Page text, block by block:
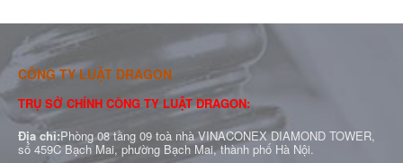
CÔNG TY LUẬT DRAGON
TRỤ SỞ CHÍNH CÔNG TY LUẬT DRAGON:
Địa chỉ:Phòng 08 tầng 09 toà nhà VINACONEX DIAMOND TOWER,
số 459C Bạch Mai, phường Bạch Mai, thành phố Hà Nội.